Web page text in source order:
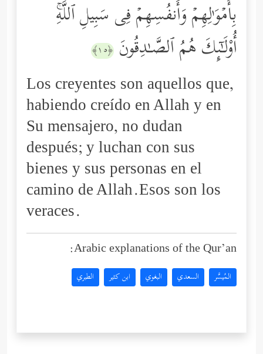
بِأَمۡوَ ٰ⁠لِهِمۡ وَأَنفُسِهِمۡ فِی سَبِیلِ ٱللَّهِۚ
أُوْلَـٰۤىِٕكَ هُمُ ٱلصَّـٰدِقُونَ ﴿١٥﴾
Los creyentes son aquellos que,
habiendo creído en Allah y en
Su mensajero, no dudan
después; y luchan con sus
bienes y sus personas en el
camino de Allah.Esos son los
veraces.
Arabic explanations of the Qur’an:
المُيسَّر السعدي البغوي ابن كثير الطبري